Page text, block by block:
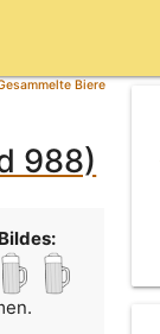
Biere
988)